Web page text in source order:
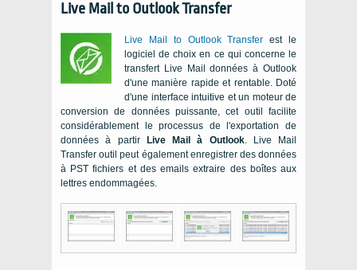
Live Mail to Outlook Transfer
Live Mail to Outlook Transfer est le
logiciel de choix en ce qui concerne le
transfert Live Mail données àOutlook
d'une manière rapide et rentable. Doté
d'une interface intuitive et un moteur de
conversion de données puissante, cet outil facilite
considérablement le processus de l'exportation de
données à partir
Live Mail à Outlook.
Live Mail
Transfer outil peut également enregistrer des données
à PST fichiers et des emails extraire des boîtes aux
lettres endommagées.